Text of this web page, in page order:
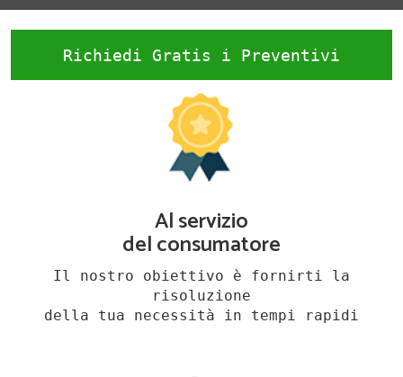
Richiedi Gratis i Preventivi
Al servizio
del consumatore
Il nostro obiettivo è fornirti la
risoluzione
della tua necessità in tempi rapidi